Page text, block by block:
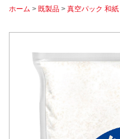
ホーム > 既製品 > 真空パック 和紙